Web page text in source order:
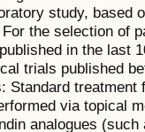
study, based
the selection of
in the last
trials published
Standard treatment
via topical
analogues